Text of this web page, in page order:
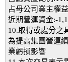
占母公司業主權
近期營運資金:-
10.取得或處分之
為提高集團營運
業虧損影響